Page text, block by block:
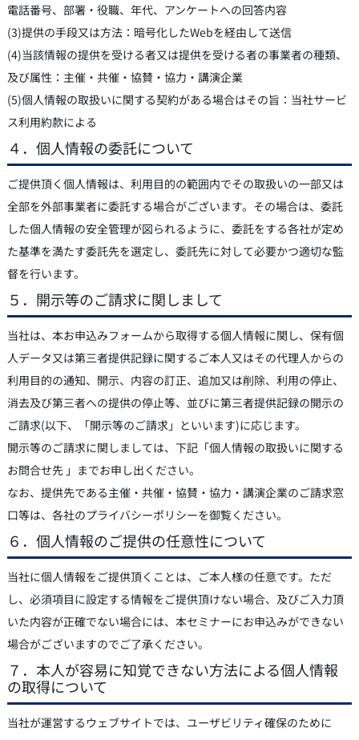
電話番号、部署・役職、年代、アンケートへの回答内容
(3)提供の手段又は方法：暗号化したWebを経由して送信
(4)当該情報の提供を受ける者又は提供を受ける者の事業者の種類、
及び属性：主催・共催・協賛・協力・講演企業
(5)個人情報の取扱いに関する契約がある場合はその旨：当社サービ
ス利用約款による
４．個人情報の委託について
ご提供頂く個人情報は、利用目的の範囲内でその取扱いの一部又は
全部を外部事業者に委託する場合がございます。その場合は、委託
した個人情報の安全管理が図られるように、委託をする各社が定め
た基準を満たす委託先を選定し、委託先に対して必要かつ適切な監
督を行います。
５．開示等のご請求に関しまして
当社は、本お申込みフォームから取得する個人情報に関し、保有個
人データ又は第三者提供記録に関するご本人又はその代理人からの
利用目的の通知、開示、内容の訂正、追加又は削除、利用の停止、
消去及び第三者への提供の停止等、並びに第三者提供記録の開示の
ご請求(以下、「開示等のご請求」といいます)に応じます。
開示等のご請求に関しましては、下記「個人情報の取扱いに関する
お問合せ先 」までお申し出ください。
なお、提供先である主催・共催・協賛・協力・講演企業のご請求窓
口等は、各社のプライバシーポリシーを御覧ください。
６．個人情報のご提供の任意性について
当社に個人情報をご提供頂くことは、ご本人様の任意です。ただ
し、必須項目に設定する情報をご提供頂けない場合、及びご入力頂
いた内容が正確でない場合には、本セミナーにお申込みができない
場合がございますのでご了承ください。
７．本人が容易に知覚できない方法による個人情報
の取得について
当社が運営するウェブサイトでは、ユーザビリティ確保のために